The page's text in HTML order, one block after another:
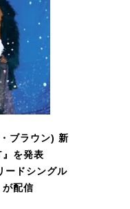
ブラウン) 新
』を発表
ドシングル
が配信